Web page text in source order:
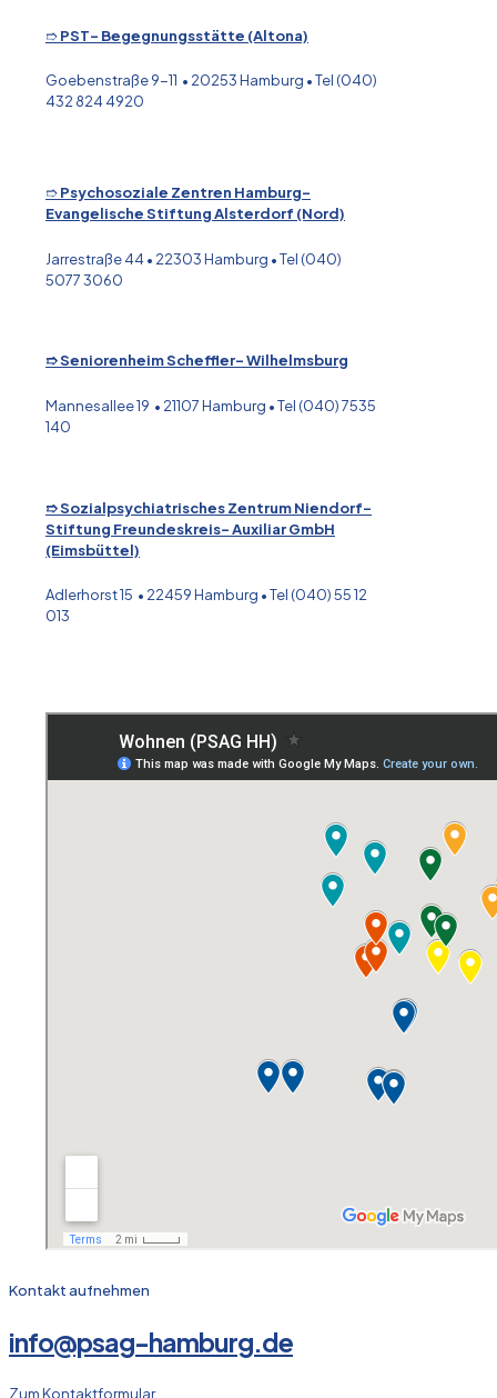
➱PST- Begegnungsstätte (Altona)
Goebenstraße 9-11 • 20253 Hamburg • Tel (040)
432 824 4920
➱Psychosoziale Zentren Hamburg-
Evangelische Stiftung Alsterdorf (Nord)
Jarrestraße 44 • 22303 Hamburg • Tel (040)
5077 3060
➱ Seniorenheim Scheffler- Wilhelmsburg
Mannesallee 19 • 21107 Hamburg • Tel (040) 7535
140
➱ Sozialpsychiatrisches Zentrum Niendorf-
Stiftung Freundeskreis- Auxiliar GmbH
(Eimsbüttel)
Adlerhorst 15 • 22459 Hamburg • Tel (040) 55 12
013
Kontakt aufnehmen
info@psag-hamburg.de
Zum Kontaktformular